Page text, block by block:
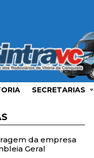
SECRETARIAS
da empresa
Geral